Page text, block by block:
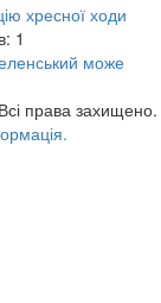
хресної ходи
1
може
Всі права захищено.